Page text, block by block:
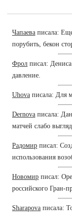
Чапаева писала:
порубить, бекон
Фрол писал: Дениса
давление.
Uhova писала: Для
Dernova писала:
матчей слабо
Радомир писал:
использования
Новомир писал:
российского Гран-
Sharapova писала: